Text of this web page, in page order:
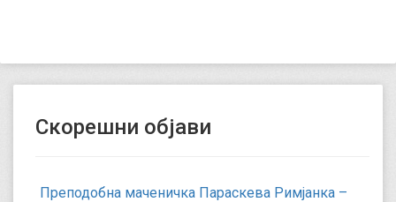
Скорешни објави
Преподобна маченичка Параскева Римјанка –